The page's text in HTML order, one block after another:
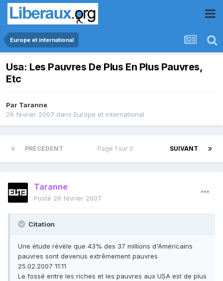
Europe et international
Usa: Les Pauvres De Plus En Plus Pauvres,
Etc
Par Taranne
26 février 2007 dans Europe et international
PRÉCÉDENT SUIVANT
Page 1 sur 3
Taranne
Posté 26 février 2007
Citation
Une étude révèle que 43% des 37 millions d'Américains
pauvres sont devenus extrêmement pauvres
25.02.2007 11:11
Le fossé entre les riches et les pauvres aux USA est de plus